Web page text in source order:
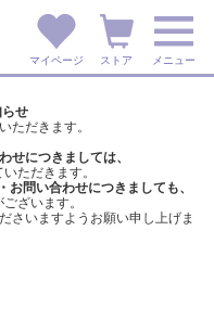
マイページ ストア メニュー
せ
ただきます。
せにつきましては、
ただきます。
お問い合わせにつきましても、
ざいます。
さいますようお願い申し上げま